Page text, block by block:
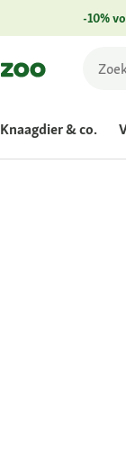
-10%
Knaagdier & co.